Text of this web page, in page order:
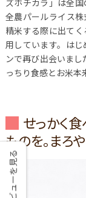
ズホチカラ」は全
全農パールライス株
精米する際に出て
用しています。 は
ンで再び出会いまし
っちり食感とお米本
せっかく
ものを。まろ
レビューを見る